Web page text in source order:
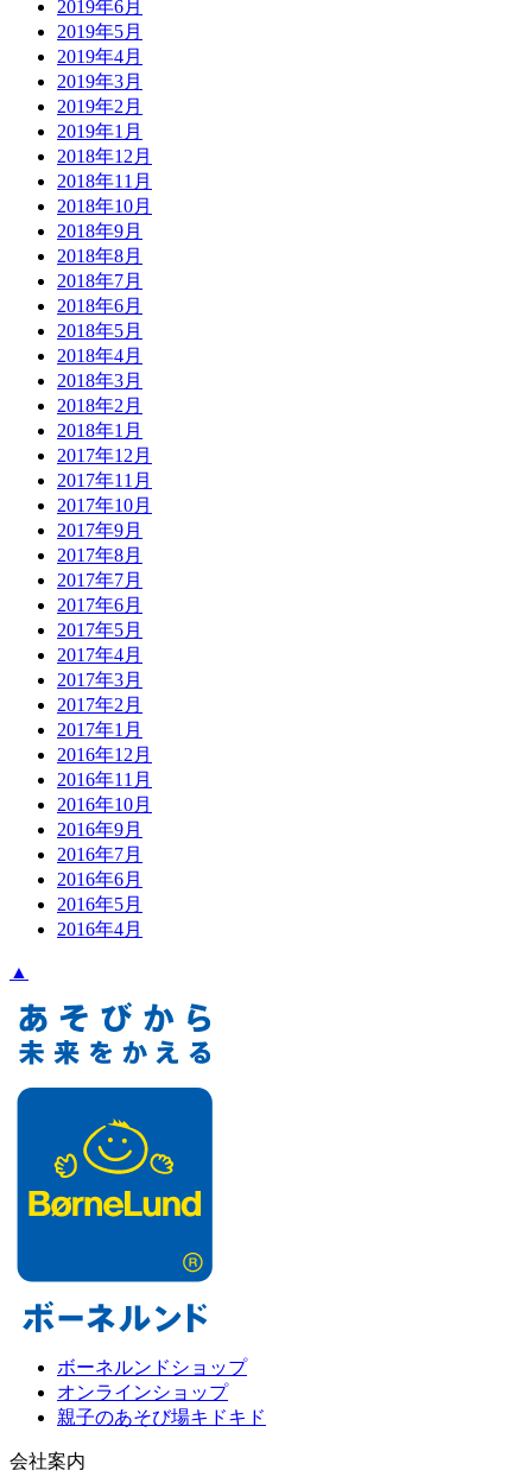
2019年6月
2019年5月
2019年4月
2019年3月
2019年2月
2019年1月
2018年12月
2018年11月
2018年10月
2018年9月
2018年8月
2018年7月
2018年6月
2018年5月
2018年4月
2018年3月
2018年2月
2018年1月
2017年12月
2017年11月
2017年10月
2017年9月
2017年8月
2017年7月
2017年6月
2017年5月
2017年4月
2017年3月
2017年2月
2017年1月
2016年12月
2016年11月
2016年10月
2016年9月
2016年7月
2016年6月
2016年5月
2016年4月
▲
ボーネルンドショップ
オンラインショップ
親子のあそび場キドキド
会社案内